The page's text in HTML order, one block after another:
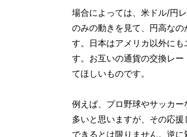
場合によっては、米ドル/円
のみの動きを見て、円高な
す。日本はアメリカ以外に
す。お互いの通貨の交換レ
てほしいものです。
例えば、プロ野球やサッカ
多いと思いますが、その応
できるとは限りません。逆